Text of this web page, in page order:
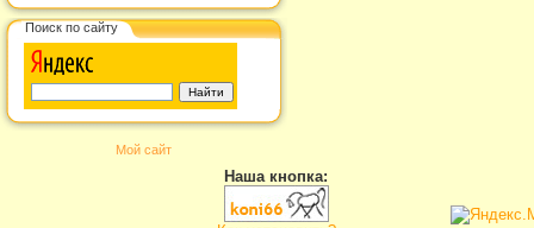
Поиск по сайту
Мой сайт
Наша кнопка: